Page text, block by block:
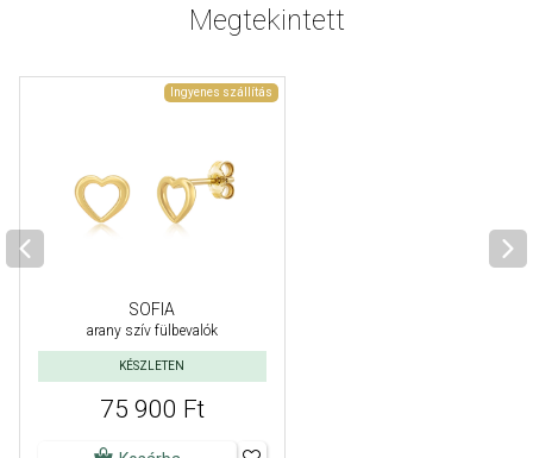
Megtekintett
Ingyenes szállítás
SOFIA
arany szív fülbevalók
KÉSZLETEN
75 900 Ft